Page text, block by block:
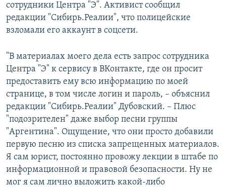
сотрудники Центра "Э". Активист сообщил
редакции "Сибирь.Реалии", что полицейские
взломали его аккаунт в соцсети.
"В материалах моего дела есть запрос сотрудника
Центра "Э" к сервису в ВКонтакте, где он просит
предоставить ему всю информацию по моей
странице, в том числе логин и пароль, – объяснил
редакции "Сибирь.Реалии" Дубовский. – Плюс
"подозрителен" даже выбор песни группы
"Аргентина". Ощущение, что они просто добавили
первую песню из списка запрещенных материалов.
Я сам юрист, постоянно провожу лекции в штабе по
информационной и правовой безопасности. Ну не
мог я сам лично выложить какой-либо